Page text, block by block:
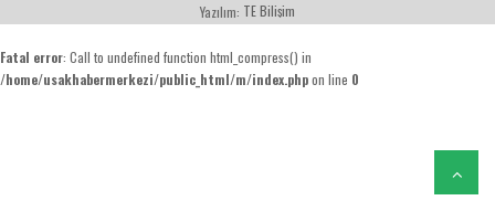
Yazılım: TE Bilişim
Fatal error: Call to undefined function html_compress() in
/home/usakhabermerkezi/public_html/m/index.phpon line 0